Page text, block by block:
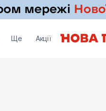
Ще Акції